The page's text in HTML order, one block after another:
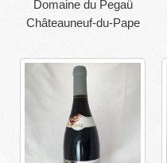
Domaine du Pegaü
Châteauneuf-du-Pape